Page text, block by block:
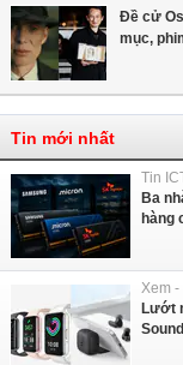
Đề cử
mục,
Tin mới nhất
Tin
Ba
hàng
Xem
Lướt